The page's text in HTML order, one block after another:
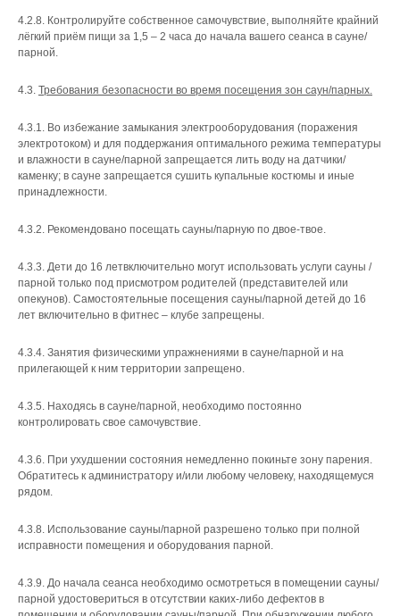
4.2.8. Контролируйте собственное самочувствие, выполняйте крайний
лёгкий приём пищи за 1,5 – 2 часа до начала вашего сеанса в сауне/
парной.
4.3. Требования безопасности во время посещения зон саун/парных.
4.3.1. Во избежание замыкания электрооборудования (поражения
электротоком) и для поддержания оптимального режима температуры
и влажности в сауне/парной запрещается лить воду на датчики/
каменку; в сауне запрещается сушить купальные костюмы и иные
принадлежности.
4.3.2. Рекомендовано посещать сауны/парную по двое-твое.
4.3.3. Дети до 16 летвключительно могут использовать услуги сауны /
парной только под присмотром родителей (представителей или
опекунов). Самостоятельные посещения сауны/парной детей до 16
лет включительно в фитнес – клубе запрещены.
4.3.4. Занятия физическими упражнениями в сауне/парной и на
прилегающей к ним территории запрещено.
4.3.5. Находясь в сауне/парной, необходимо постоянно
контролировать свое самочувствие.
4.3.6. При ухудшении состояния немедленно покиньте зону парения.
Обратитесь к администратору и/или любому человеку, находящемуся
рядом.
4.3.8. Использование сауны/парной разрешено только при полной
исправности помещения и оборудования парной.
4.3.9. До начала сеанса необходимо осмотреться в помещении сауны/
парной удостовериться в отсутствии каких-либо дефектов в